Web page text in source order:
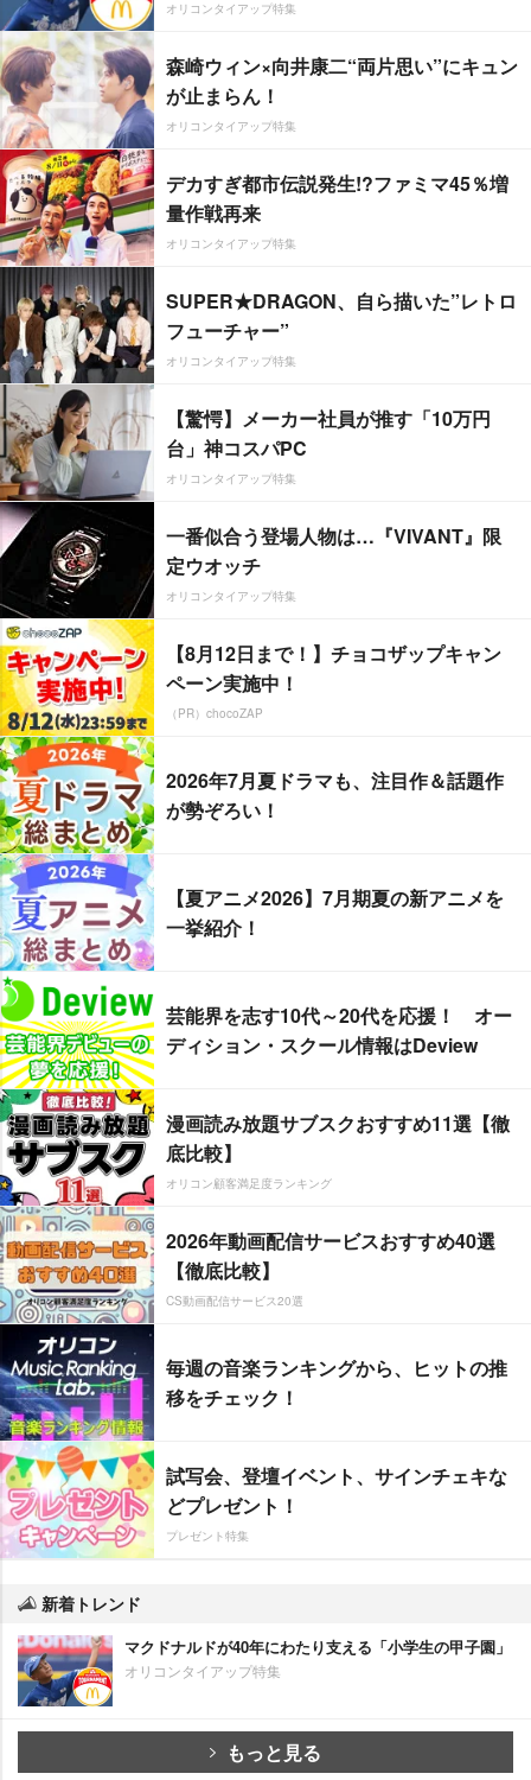
オリコンタイアップ特集
森崎ウィン×向井康二“両片思い”にキュン
が止まらん！
オリコンタイアップ特集
デカすぎ都市伝説発生!?ファミマ45％増
量作戦再来
オリコンタイアップ特集
SUPER★DRAGON、自ら描いた”レトロ
フューチャー”
オリコンタイアップ特集
【驚愕】メーカー社員が推す「10万円
台」神コスパPC
オリコンタイアップ特集
一番似合う登場人物は…『VIVANT』限
定ウオッチ
オリコンタイアップ特集
【8月12日まで！】チョコザップキャン
ペーン実施中！
（PR）chocoZAP
2026年7月夏ドラマも、注目作＆話題作
が勢ぞろい！
【夏アニメ2026】7月期夏の新アニメを
一挙紹介！
芸能界を志す10代～20代を応援！ オー
ディション・スクール情報はDeview
漫画読み放題サブスクおすすめ11選【徹
底比較】
オリコン顧客満足度ランキング
2026年動画配信サービスおすすめ40選
【徹底比較】
CS動画配信サービス20選
毎週の音楽ランキングから、ヒットの推
移をチェック！
試写会、登壇イベント、サインチェキな
どプレゼント！
プレゼント特集
新着トレンド
マクドナルドが40年にわたり支える「小学生の甲子園」
オリコンタイアップ特集
もっと見る